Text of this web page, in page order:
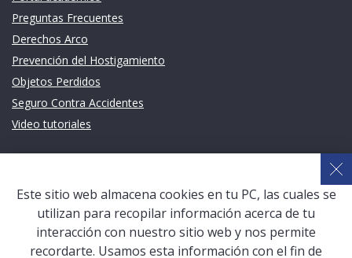
Preguntas Frecuentes
Derechos Arco
Prevención del Hostigamiento
Objetos Perdidos
Seguro Contra Accidentes
Video tutoriales
Sistema de Gestión Académica (SGA)
Defensoría Universitaria
Terceros vinculados
Este sitio web almacena cookies en tu PC, las cuales se
utilizan para recopilar información acerca de tu
interacción con nuestro sitio web y nos permite
recordarte. Usamos esta información con el fin de